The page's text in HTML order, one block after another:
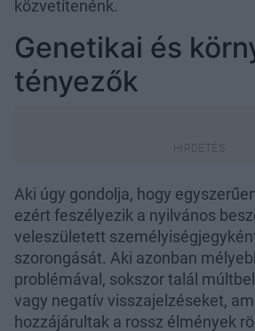
közvetítenénk.
Genetikai és
tényezők
Aki úgy gondolja, hogy
ezért feszélyezik a nyilvános
veleszületett
szorongását. Aki azonban
problémával, sokszor talál
vagy negatív visszajelzéseket,
hozzájárultak a rossz élmények